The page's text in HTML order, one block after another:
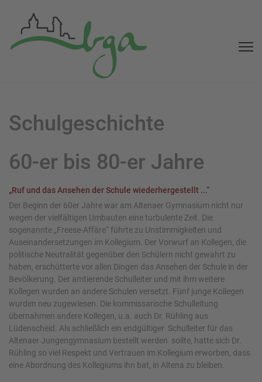
Schulgeschichte
60-er bis 80-er Jahre
„Ruf und das Ansehen der Schule wiederhergestellt ...“
Der Beginn der 60er Jahre war am Altenaer Gymnasium nicht nur
wegen der vielfältigen Umbauten eine turbulente Zeit. Die
sogenannte „Freese-Affäre“ führte zu Unstimmigkeiten und
Auseinandersetzungen im Kollegium. Der Vorwurf an Kollegen, die
politische Neutralität gegenüber den Schülern nicht gewahrt zu
haben, erschütterte vor allen Dingen das Ansehen der Schule in der
Bevölkerung. Der amtierende Schulleiter und mit ihm weitere
Kollegen wurden an andere Schulen versetzt. Fünf junge Kollegen
wurden neu zugewiesen. Die kommissarische Schulleitung
übernahmen andere Kollegen, u.a. auch Dr. Rühling aus
Lüdenscheid. Als schließlich ein endgültiger Schulleiter für das
Altenaer Jungengymnasium bestellt werden sollte, hatte sich Dr.
Rühling so viel Respekt und Vertrauen im Kollegium erworben, dass
eine Abordnung des Kollegiums ihn bat, in Altena zu bleiben.